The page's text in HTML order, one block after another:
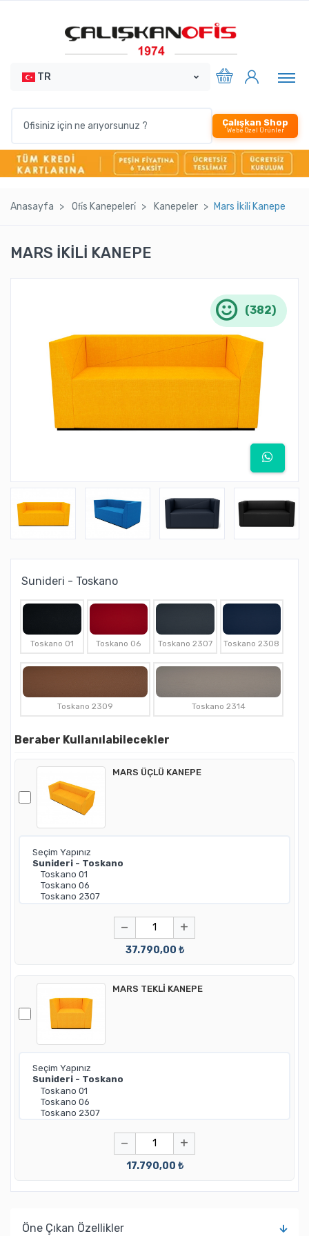
TR
Çalışkan Shop
Webe Özel Ürünler
Anasayfa Ofi̇s Kanepeleri̇ Kanepeler Mars İki̇li̇ Kanepe
MARS İKİLİ KANEPE
(382)
Sunideri - Toskano
Toskano 01 Toskano 06 Toskano 2307 Toskano 2308
Toskano 2309 Toskano 2314
Beraber Kullanılabilecekler
MARS ÜÇLÜ KANEPE
− +
37.790,00 ₺
MARS TEKLİ KANEPE
− +
17.790,00 ₺
Öne Çıkan Özellikler